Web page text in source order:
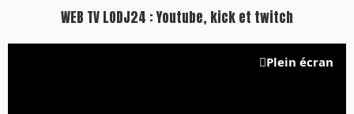
WEB TV LODJ24 : Youtube, kick et twitch
Plein écran